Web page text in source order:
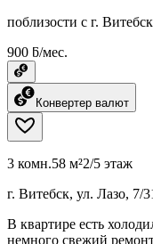
поблизости с г. Витебск
900 ƃ/мес.
Конвертер валют
3 комн.58 м²2/5 этаж
г. Витебск, ул. Лазо, 7/
В квартире есть
немного свежий